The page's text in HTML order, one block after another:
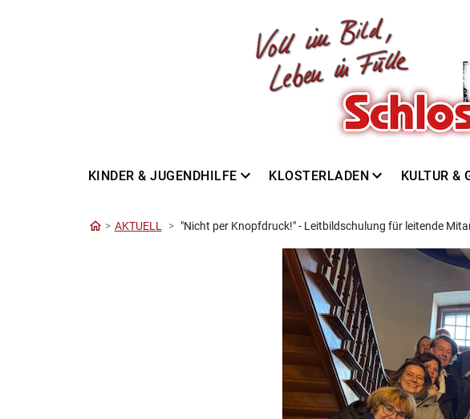
KINDER & JUGENDHILFE KLOSTERLADEN KULTUR &
AKTUELL "Nicht per Knopfdruck!" - Leitbildschulung für leitende